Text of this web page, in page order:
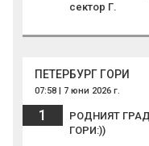
сектор Г.
ПЕТЕРБУРГ ГОРИ
07:58 | 7 юни 2026 г.
1
РОДНИЯТ
ГОРИ:))